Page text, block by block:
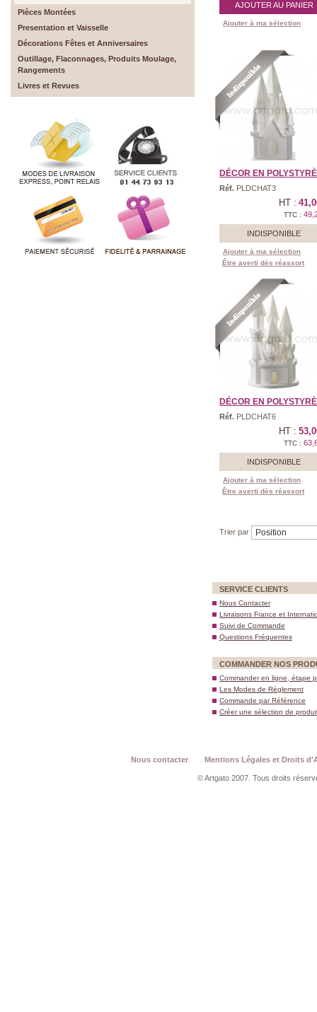
Pièces Montées
Presentation et Vaisselle
Décorations Fêtes et Anniversaires
Outillage, Flaconnages, Produits Moulage,
Rangements
Livres et Revues
AJOUTER AU PANIER
Ajouter à ma sélection
DÉCOR EN
Réf. PLDCHAT3
HT :
TTC :
INDISPONIBLE
Ajouter à ma sélection
Être averti dès réassort
DÉCOR EN
Réf. PLDCHAT6
HT :
TTC :
INDISPONIBLE
Ajouter à ma sélection
Être averti dès réassort
Trier par
SERVICE CLIENTS
Nous Contacter
Livraisons France et
Suivi de Commande
Questions Fréquentes
COMMANDER NOS
Commander en ligne, étape
Les Modes de Règlement
Commande par Référence
Créer une sélection de
Nous contacter Mentions Légales et Droits
© Artgato 2007. Tous droits